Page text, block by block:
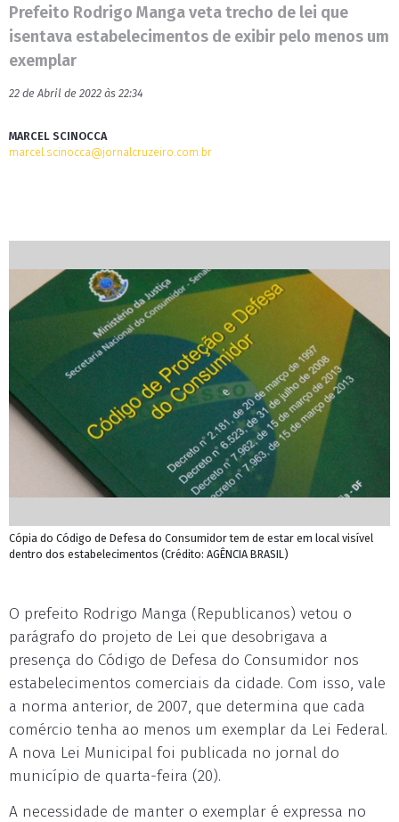
Prefeito Rodrigo Manga veta trecho de lei que
isentava estabelecimentos de exibir pelo menos um
exemplar
22 de Abril de 2022 às 22:34
MARCEL SCINOCCA
marcel.scinocca@jornalcruzeiro.com.br
Cópia do Código de Defesa do Consumidor tem de estar em local visível
dentro dos estabelecimentos (Crédito: AGÊNCIA BRASIL)
O prefeito Rodrigo Manga (Republicanos) vetou o
parágrafo do projeto de Lei que desobrigava a
presença do Código de Defesa do Consumidor nos
estabelecimentos comerciais da cidade. Com isso, vale
a norma anterior, de 2007, que determina que cada
comércio tenha ao menos um exemplar da Lei Federal.
A nova Lei Municipal foi publicada no jornal do
município de quarta-feira (20).
A necessidade de manter o exemplar é expressa no